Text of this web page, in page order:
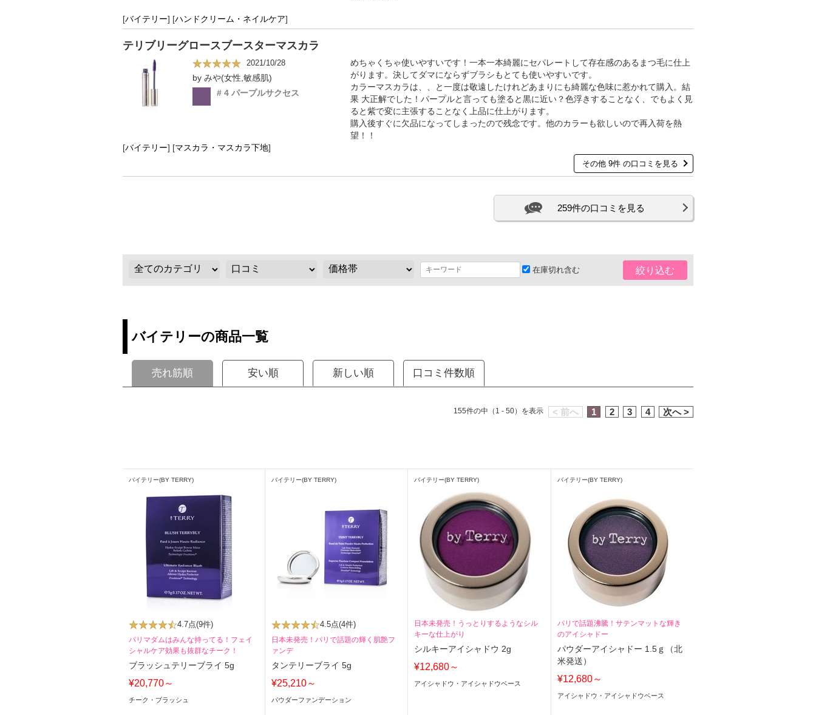
[バイテリー] [ハンドクリーム・ネイルケア]
テリブリーグロースブースターマスカラ
2021/10/28
by みや(女性,敏感肌)
# 4 パープルサクセス
めちゃくちゃ使いやすいです！一本一本綺麗にセパレートして存在感のあるまつ毛に仕上
がります。決してダマにならずブラシもとても使いやすいです。
カラーマスカラは、、と一度は敬遠したけれどあまりにも綺麗な色味に惹かれて購入。結
果 大正解でした！パープルと言っても塗ると黒に近い？色浮きすることなく、でもよく見
ると紫で変に主張することなく上品に仕上がります。
購入後すぐに欠品になってしまったので残念です。他のカラーも欲しいので再入荷を熱
望！！
[バイテリー] [マスカラ・マスカラ下地]
その他 9件 の口コミを見る
259件の口コミを見る
在庫切れ含む 絞り込む
バイテリーの商品一覧
売れ筋順 安い順 新しい順 口コミ件数順
< 前へ 1 2 3 4 次へ >
155件の中（1 - 50）を表示
バイテリー(BY TERRY)
4.7点(9件)
パリマダムはみんな持ってる！フェイ
シャルケア効果も抜群なチーク！
ブラッシュテリーブライ 5g
¥20,770～
チーク・ブラッシュ
バイテリー(BY TERRY)
4.5点(4件)
日本未発売！パリで話題の輝く肌艶フ
ァンデ
タンテリーブライ 5g
¥25,210～
パウダーファンデーション
バイテリー(BY TERRY)
日本未発売！うっとりするようなシル
キーな仕上がり
シルキーアイシャドウ 2g
¥12,680～
アイシャドウ・アイシャドウベース
バイテリー(BY TERRY)
パリで話題沸騰！サテンマットな輝き
のアイシャドー
パウダーアイシャドー 1.5ｇ（北
米発送）
¥12,680～
アイシャドウ・アイシャドウベース